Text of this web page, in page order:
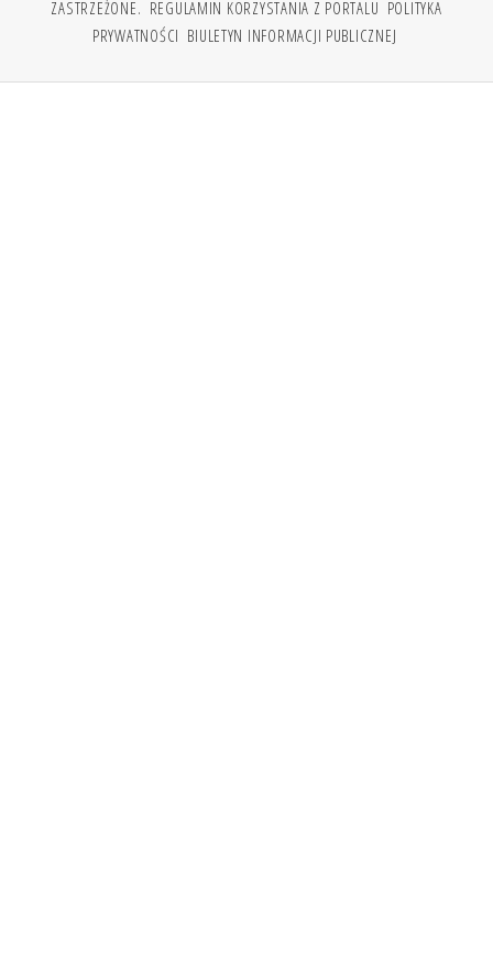
ZASTRZEŻONE. REGULAMIN KORZYSTANIA Z PORTALU POLITYKA
PRYWATNOŚCI BIULETYN INFORMACJI PUBLICZNEJ